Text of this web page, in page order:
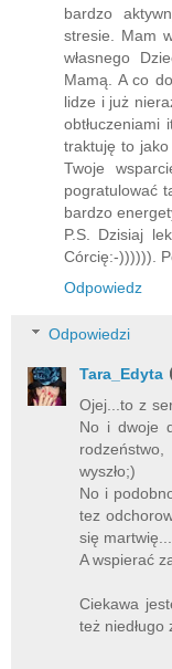
bardzo
stresie. Mam
własnego
Mamą. A co
lidze i już
traktuję to
Twoje
pogratulować
bardzo
P.S. Dzisiaj
Córcię:-)))))).
Odpowiedz
Odpowiedzi
Tara_Edyta
Ojej...to z
No i dwoje
wyszło;)
No i
tez
się martwię...
A wspierać
Ciekawa
też niedługo